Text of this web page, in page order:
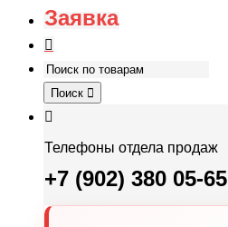
Заявка
Поиск
Телефоны отдела продаж
+7 (902) 380 05-65